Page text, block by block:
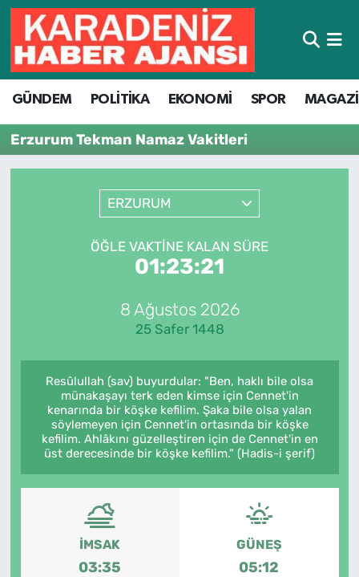
GÜNDEM POLİTİKA EKONOMİ SPOR
Erzurum Tekman Namaz Vakitleri
ERZURUM
ÖĞLE VAKTINE KALAN SÜRE
01:23:21
8 Ağustos 2026
25 Safer 1448
Resûlullah (sav) buyurdular: "Ben, haklı bile olsa
münakaşayı terk eden kimse için Cennet'in
kenarında bir köşke kefilim. Şaka bile olsa yalan
söylemeyen için Cennet'in ortasında bir köşke
kefilim. Ahlâkını güzelleştiren için de Cennet'in en
üst derecesinde bir köşke kefilim." (Hadis-i şerif)
İMSAK
03:35
GÜNEŞ
05:12
Hava Durumu
Trafik Durumu
Süper Lig Puan Durumu ve Fikstür